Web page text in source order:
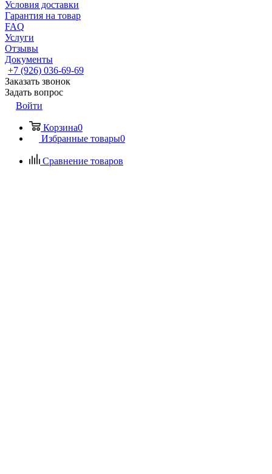
Условия доставки
Гарантия на товар
FAQ
Услуги
Отзывы
Документы
+7 (926) 036-69-69
Заказать звонок
Задать вопрос
Войти
Корзина0
Избранные товары0
Сравнение товаров